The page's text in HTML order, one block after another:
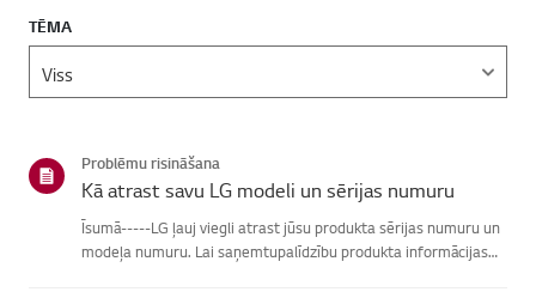
TĒMA
Problēmu risināšana
Kā atrast savu LG modeli un sērijas numuru
Īsumā-----LG ļauj viegli atrast jūsu produkta sērijas numuru un
modeļa numuru. Lai saņemtupalīdzību produkta informācijas